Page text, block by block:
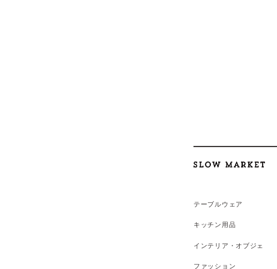
テーブルウェア
キッチン用品
インテリア・オブジェ
ファッション